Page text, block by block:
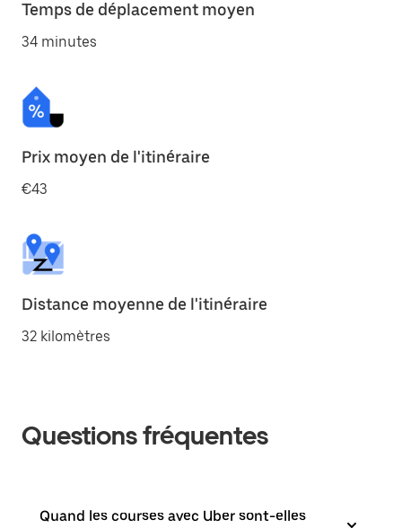
Temps de déplacement moyen
34 minutes
Prix moyen de l'itinéraire
€43
Distance moyenne de l'itinéraire
32 kilomètres
Questions fréquentes
Quand les courses avec Uber sont-elles